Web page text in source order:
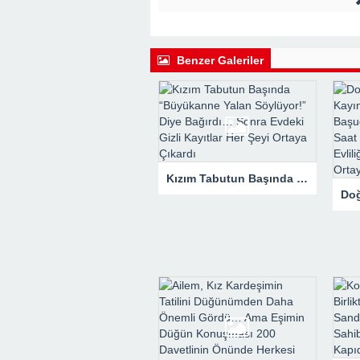
Kocam Beni Çocuksuz Diye
Şeyi Ortaya Çıkardı
Benzer Galeriler
Kızım Tabutun Başında “Büyükanne Yalan Söylüyor!” Diye Bağırdı… Sonra Evdeki Gizli Kayıtlar Her Şeyi Ortaya Çıkardı